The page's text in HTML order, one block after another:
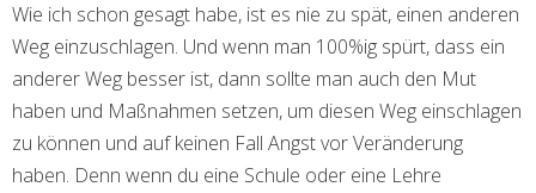
Wie ich schon gesagt habe, ist es nie zu spät, einen anderen
Weg einzuschlagen. Und wenn man 100%ig spürt, dass ein
anderer Weg besser ist, dann sollte man auch den Mut
haben und Maßnahmen setzen, um diesen Weg einschlagen
zu können und auf keinen Fall Angst vor Veränderung
haben. Denn wenn du eine Schule oder eine Lehre